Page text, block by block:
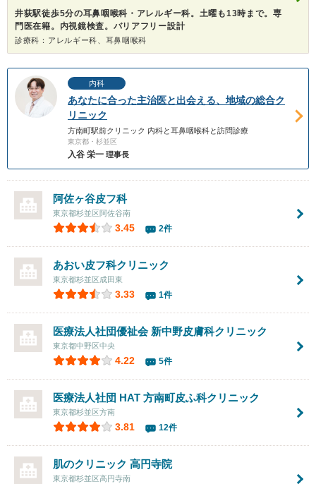
井荻駅徒歩5分の耳鼻咽喉科・アレルギー科。土曜も13時まで。専
門医在籍。内視鏡検査。バリアフリー設計
診療科：アレルギー科、耳鼻咽喉科
内科
あなたに合った主治医と出会える、地域の総合ク
リニック
方南町駅前クリニック 内科と耳鼻咽喉科と訪問診療
東京都・杉並区
入谷 栄一 理事長
阿佐ヶ谷皮フ科
東京都杉並区阿佐谷南
3.45 2件
あおい皮フ科クリニック
東京都杉並区成田東
3.33 1件
医療法人社団優祉会 新中野皮膚科クリニック
東京都中野区中央
4.22 5件
医療法人社団 HAT 方南町皮ふ科クリニック
東京都杉並区方南
3.81 12件
肌のクリニック 高円寺院
東京都杉並区高円寺南